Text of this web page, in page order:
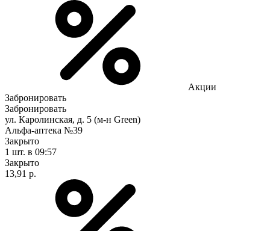
Акции
Забронировать
Забронировать
ул. Каролинская, д. 5 (м-н Green)
Альфа-аптека №39
Закрыто
1 шт. в 09:57
Закрыто
13,91 р.